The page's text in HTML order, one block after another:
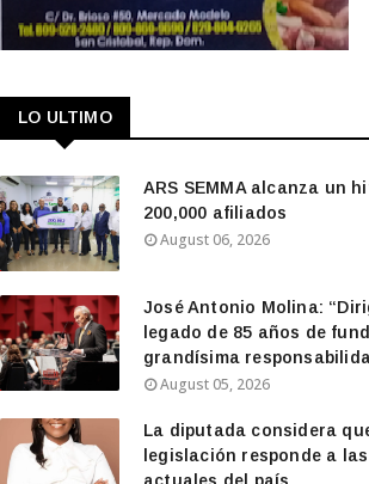
LO ULTIMO
ARS SEMMA alcanza un
200,000 afiliados
August 06, 2026
José Antonio Molina:
legado de 85 años de
grandísima
August 05, 2026
La diputada considera
legislación responde a